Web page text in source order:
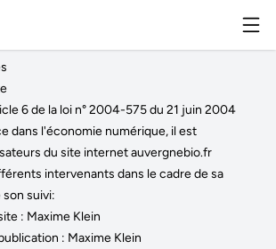
6 de la loi n° 2004-575 du 21 juin 2004
dans l'économie numérique, il est
du site internet auvergnebio.fr
intervenants dans le cadre de sa
suivi:
: Maxime Klein
: Maxime Klein